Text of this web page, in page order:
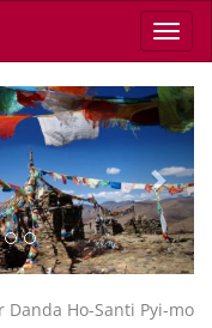
Next
Danda Ho-Santi Pyi-mo